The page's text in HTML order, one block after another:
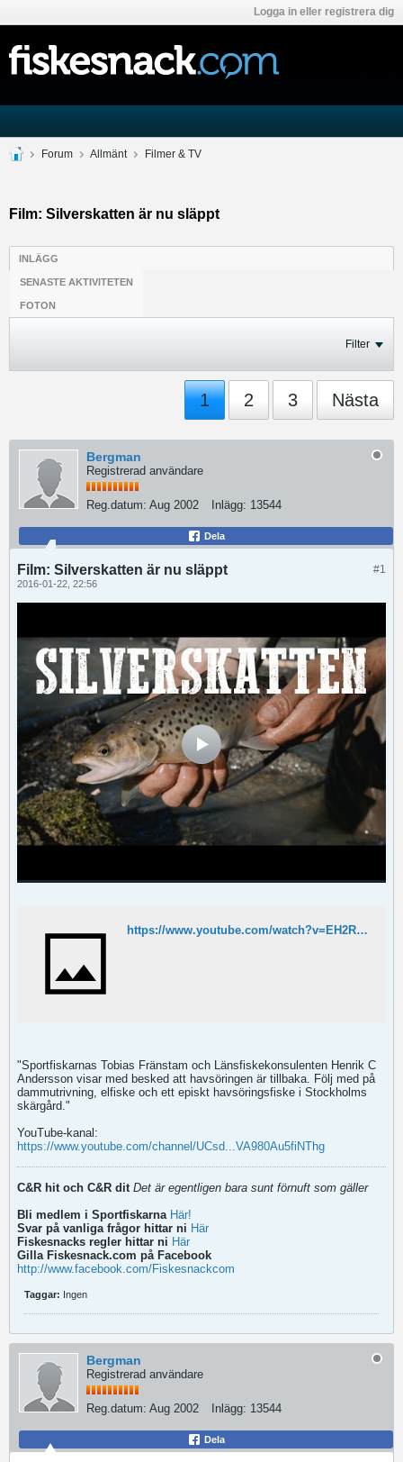
Logga in eller registrera dig
Forum Allmänt Filmer & TV
Film: Silverskatten är nu släppt
INLÄGG
SENASTE AKTIVITETEN
FOTON
Filter
1 2 3 Nästa
Bergman
Registrerad användare
Reg.datum: Aug 2002 Inlägg: 13544
Dela
#1
Film: Silverskatten är nu släppt
2016-01-22, 22:56
https://www.youtube.com/watch?v=EH2RDrUuriY
"Sportfiskarnas Tobias Fränstam och Länsfiskekonsulenten Henrik C
Andersson visar med besked att havsöringen är tillbaka. Följ med på
dammutrivning, elfiske och ett episkt havsöringsfiske i Stockholms
skärgård."
YouTube-kanal:
https://www.youtube.com/channel/UCsd...VA980Au5fiNThg
C&R hit och C&R dit Det är egentligen bara sunt förnuft som gäller
Bli medlem i Sportfiskarna Här!
Svar på vanliga frågor hittar ni Här
Fiskesnacks regler hittar ni Här
Gilla Fiskesnack.com på Facebook
http://www.facebook.com/Fiskesnackcom
Taggar: Ingen
Bergman
Registrerad användare
Reg.datum: Aug 2002 Inlägg: 13544
Dela